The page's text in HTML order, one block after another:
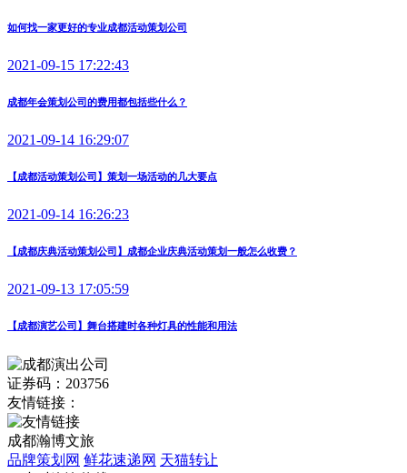
如何找一家更好的专业成都活动策划公司
2021-09-15 17:22:43
成都年会策划公司的费用都包括些什么？
2021-09-14 16:29:07
【成都活动策划公司】策划一场活动的几大要点
2021-09-14 16:26:23
【成都庆典活动策划公司】成都企业庆典活动策划一般怎么收费？
2021-09-13 17:05:59
【成都演艺公司】舞台搭建时各种灯具的性能和用法
证券码：203756
友情链接：
成都瀚博文旅
品牌策划网 鲜花速递网 天猫转让